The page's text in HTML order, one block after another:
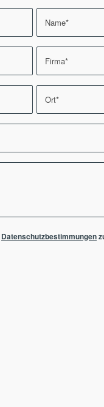
Datenschutzbestimmungen